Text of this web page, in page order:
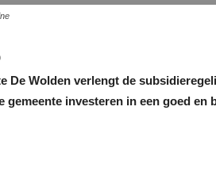
De Wolden verlengt de
gemeente investeren in een goed